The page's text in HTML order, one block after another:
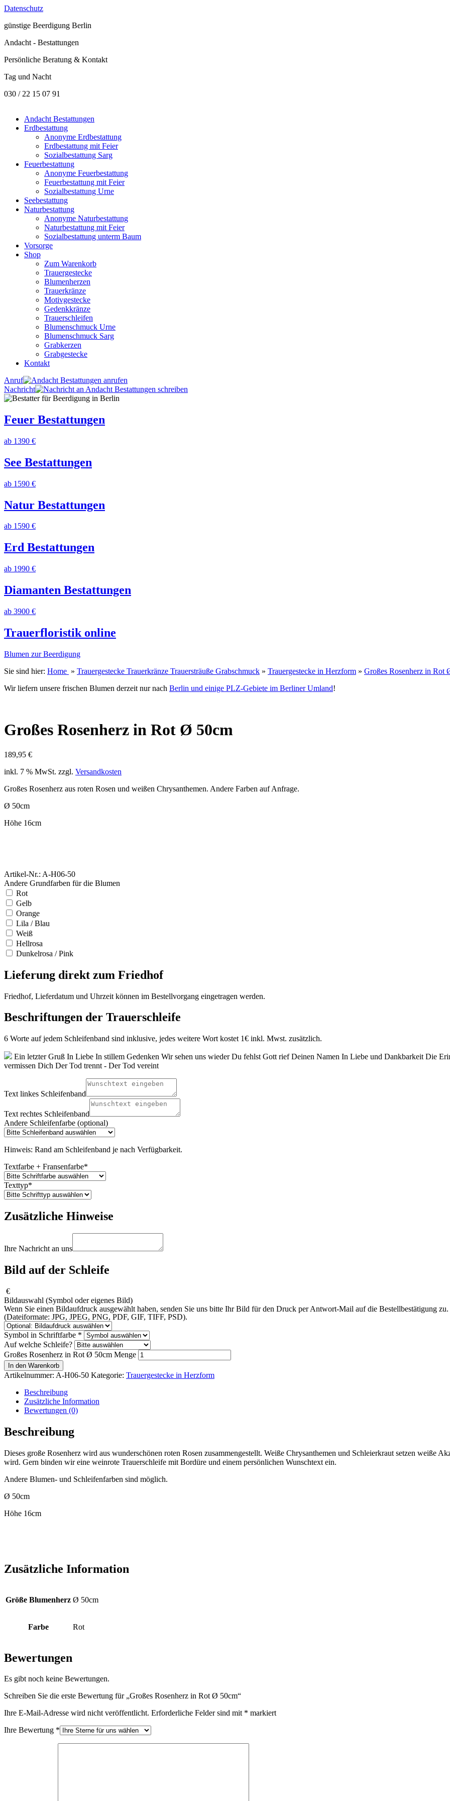
Datenschutz
günstige Beerdigung Berlin
Andacht - Bestattungen
Persönliche Beratung & Kontakt
Tag und Nacht
030 / 22 15 07 91
Andacht Bestattungen
Erdbestattung
Anonyme Erdbestattung
Erdbestattung mit Feier
Sozialbestattung Sarg
Feuerbestattung
Anonyme Feuerbestattung
Feuerbestattung mit Feier
Sozialbestattung Urne
Seebestattung
Naturbestattung
Anonyme Naturbestattung
Naturbestattung mit Feier
Sozialbestattung unterm Baum
Vorsorge
Shop
Zum Warenkorb
Trauergestecke
Blumenherzen
Trauerkränze
Motivgestecke
Gedenkkränze
Trauerschleifen
Blumenschmuck Urne
Blumenschmuck Sarg
Grabkerzen
Grabgestecke
Kontakt
Anruf
Nachricht
Feuer Bestattungen
ab 1390 €
See Bestattungen
ab 1590 €
Natur Bestattungen
ab 1590 €
Erd Bestattungen
ab 1990 €
Diamanten Bestattungen
ab 3900 €
Trauerfloristik online
Blumen zur Beerdigung
Sie sind hier: Home » Trauergestecke Trauerkränze Trauersträuße Grabschmuck » Trauergestecke in Herzform » Großes Rosenherz in Rot
Wir liefern unsere frischen Blumen derzeit nur nach Berlin und einige PLZ-Gebiete im Berliner Umland!
Großes Rosenherz in Rot Ø 50cm
189,95 €
inkl. 7 % MwSt. zzgl. Versandkosten
Großes Rosenherz aus roten Rosen und weißen Chrysanthemen. Andere Farben auf Anfrage.
Ø 50cm
Höhe 16cm
Artikel-Nr.: A-H06-50
Andere Grundfarben für die Blumen
Rot
Gelb
Orange
Lila / Blau
Weiß
Hellrosa
Dunkelrosa / Pink
Lieferung direkt zum Friedhof
Friedhof, Lieferdatum und Uhrzeit können im Bestellvorgang eingetragen werden.
Beschriftungen der Trauerschleife
6 Worte auf jedem Schleifenband sind inklusive, jedes weitere Wort kostet 1€ inkl. Mwst. zusätzlich.
Ein letzter Gruß In Liebe In stillem Gedenken Wir sehen uns wieder Du fehlst Gott rief Deinen Namen In Liebe und Dankbarkeit Die
vermissen Dich Der Tod trennt - Der Tod vereint
Text linkes Schleifenband
Text rechtes Schleifenband
Andere Schleifenfarbe (optional)
Hinweis: Rand am Schleifenband je nach Verfügbarkeit.
Textfarbe + Fransenfarbe*
Texttyp*
Zusätzliche Hinweise
Ihre Nachricht an uns
Bild auf der Schleife
€
Bildauswahl (Symbol oder eigenes Bild)
Wenn Sie einen Bildaufdruck ausgewählt haben, senden Sie uns bitte Ihr Bild für den Druck per Antwort-Mail auf die Bestellbestätigung zu.
(Dateiformate: JPG, JPEG, PNG, PDF, GIF, TIFF, PSD).
Symbol in Schriftfarbe *
Auf welche Schleife?
Großes Rosenherz in Rot Ø 50cm Menge
In den Warenkorb
Artikelnummer: A-H06-50 Kategorie: Trauergestecke in Herzform
Beschreibung
Zusätzliche Information
Bewertungen (0)
Beschreibung
Dieses große Rosenherz wird aus wunderschönen roten Rosen zusammengestellt. Weiße Chrysanthemen und Schleierkraut setzen weiße
wird. Gern binden wir eine weinrote Trauerschleife mit Bordüre und einem persönlichen Wunschtext ein.
Andere Blumen- und Schleifenfarben sind möglich.
Ø 50cm
Höhe 16cm
Zusätzliche Information
Größe Blumenherz Ø 50cm
Farbe Rot
Bewertungen
Es gibt noch keine Bewertungen.
Schreiben Sie die erste Bewertung für „Großes Rosenherz in Rot Ø 50cm“
Ihre E-Mail-Adresse wird nicht veröffentlicht. Erforderliche Felder sind mit * markiert
Ihre Bewertung *